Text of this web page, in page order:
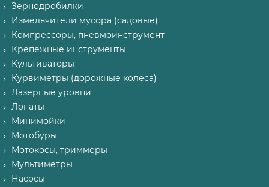
Зернодробилки
Измельчители мусора (садовые)
Компрессоры, пневмоинструмент
Крепёжные инструменты
Культиваторы
Курвиметры (дорожные колеса)
Лазерные уровни
Лопаты
Минимойки
Мотобуры
Мотокосы, триммеры
Мультиметры
Насосы